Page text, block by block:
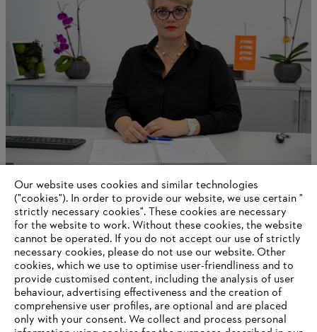
Vrouwen bij STIHL: Paula Garcia-Gutierrez
Information for suppliers
Products
Contact
Career
Whistleblower system
Our website uses cookies and similar technologies
("cookies"). In order to provide our website, we use certain "
strictly necessary cookies". These cookies are necessary
for the website to work. Without these cookies, the website
‎cannot be operated.‎ If you do not accept our use of strictly
necessary cookies, please do not use our website. ‎Other
cookies, which we use to optimise user-friendliness and to
provide customised content, including the analysis of user
behaviour, advertising effectiveness and the creation of
comprehensive user profiles, are optional and are placed
only with your consent. We collect and process personal